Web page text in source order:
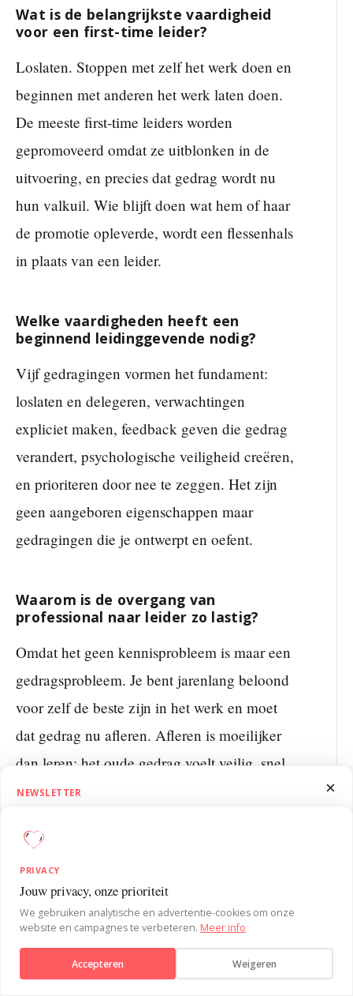
Wat is de belangrijkste vaardigheid
voor een first-time leider?
Loslaten. Stoppen met zelf het werk doen en
beginnen met anderen het werk laten doen.
De meeste first-time leiders worden
gepromoveerd omdat ze uitblonken in de
uitvoering, en precies dat gedrag wordt nu
hun valkuil. Wie blijft doen wat hem of haar
de promotie opleverde, wordt een flessenhals
in plaats van een leider.
Welke vaardigheden heeft een
beginnend leidinggevende nodig?
Vijf gedragingen vormen het fundament:
loslaten en delegeren, verwachtingen
expliciet maken, feedback geven die gedrag
verandert, psychologische veiligheid creëren,
en prioriteren door nee te zeggen. Het zijn
geen aangeboren eigenschappen maar
gedragingen die je ontwerpt en oefent.
Waarom is de overgang van
professional naar leider zo lastig?
Omdat het geen kennisprobleem is maar een
gedragsprobleem. Je bent jarenlang beloond
voor zelf de beste zijn in het werk en moet
dat gedrag nu afleren. Afleren is moeilijker
dan leren: het oude gedrag voelt veilig, snel
en productief. Zonder een
druk terug naar wat je kent.
Kun je leiderschapsvaardigheden leren
of moet je ermee geboren worden?
Je kunt ze leren. Leiderschap is geen
eigenschap die je hebt of niet hebt, maar
×
NEWSLETTER
Ontvang SUE’s 1.5 Minutes on Influence nieuwsbrief. Wekelijks korte,
invloedvaardigheden te versterken.
Aanmelden
PRIVACY
Jouw privacy, onze prioriteit
We gebruiken analytische en advertentie-cookies om onze
website en campagnes te verbeteren. Meer info
Accepteren Weigeren